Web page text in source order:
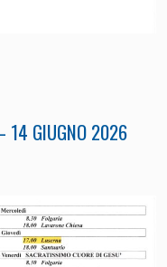
14 GIUGNO 2026